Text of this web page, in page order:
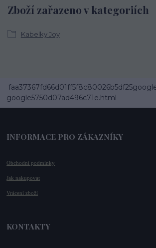
Zboží zařazeno v kategoriích
Kabelky Joy
google5750d07ad496c71e.html
INFORMACE PRO ZÁKAZNÍKY
Obchodní podmínky
Jak nakupovat
Vrácení zboží
KONTAKTY